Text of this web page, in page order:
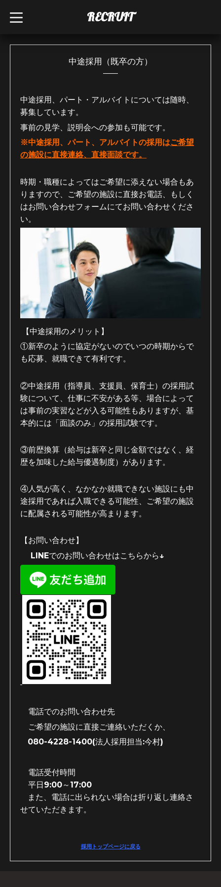
RECRUIT
t
o
l
中途採用（既卒の方）
中途採用、パート・アルバイトについては随時、
募集しています。
事前の見学、説明会への参加も可能です。
※中途採用、パート、アルバイトの採用はご希望
の施設に直接連絡、直接面談です。
時期・職種によってはご希望に添えない場合もあ
りますので、ご希望の施設に直接お電話、もしく
はお問い合わせフォームにてお問い合わせくださ
い。
【中途採用のメリット】
①新卒のように協定がないのでいつの時期からで
も応募、就職できて有利です。
②中途採用（指導員、支援員、保育士）の採用試
験について、仕事に不安がある等、場合によって
は事前の実習などが入る可能性もありますが、基
本的には「面談のみ」の採用試験です。
③前歴換算（給与は新卒と同じ金額ではなく、経
歴を加味した給与優遇制度）があります。
④人気が高く、なかなか就職できない施設にも中
途採用であれば入職できる可能性、ご希望の施設
に配属される可能性が高まります。
【お問い合わせ】
LINEでのお問い合わせはこちらから↓
電話でのお問い合わせ先
ご希望の施設に直接ご連絡いただくか、
080-4228-1400(法人採用担当:今村)
電話受付時間
平日9:00～17:00
また、電話に出られない場合は折り返し連絡さ
せていただきます。
採用トップページに戻る